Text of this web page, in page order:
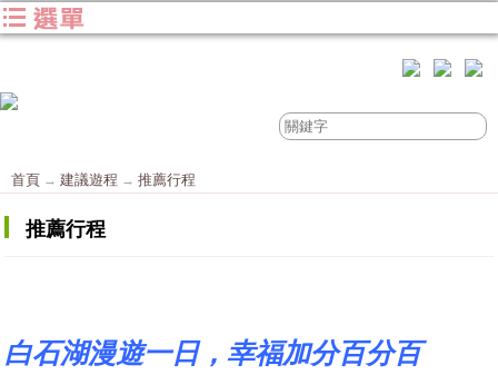
首頁 建議遊程 推薦行程
推薦行程
白石湖漫遊一日，幸福加分百分百